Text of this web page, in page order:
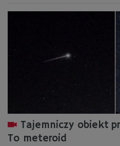
Tajemniczy obiekt
To meteroid